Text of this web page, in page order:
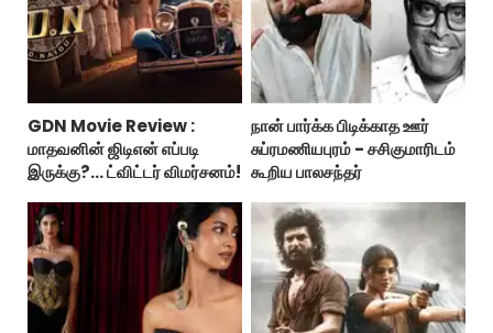
GDN Movie Review :
மாதவனின் ஜிடிஎன் எப்படி
இருக்கு?... ட்விட்டர் விமர்சனம்!
நான் பார்க்க பிடிக்காத ஊர்
சுப்ரமணியபுரம் - சசிகுமாரிடம்
கூறிய பாலசந்தர்